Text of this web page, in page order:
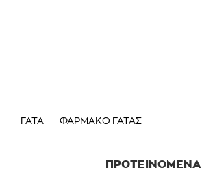
ΓΑΤΑ ΦΑΡΜΑΚΟ ΓΑΤΑΣ
ΠΡΟΤΕΙΝΌΜΕΝΑ